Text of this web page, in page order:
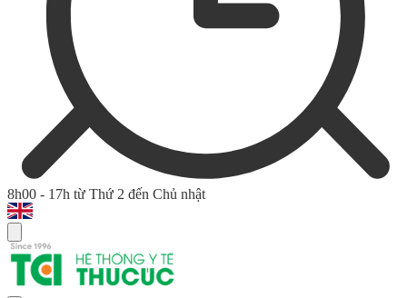
8h00 - 17h từ Thứ 2 đến Chủ nhật